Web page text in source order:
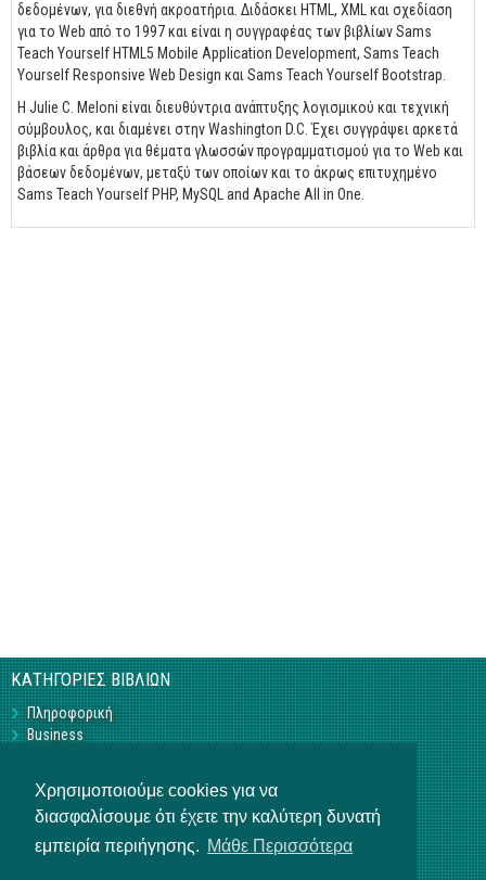
Χρησιμοποιούμε cookies για να
διασφαλίσουμε ότι έχετε την καλύτερη δυνατή
εμπειρία περιήγησης. Μάθε Περισσότερα
δεδομένων, για διεθνή ακροατήρια. Διδάσκει HTML, XML και σχεδίαση
για το Web από το 1997 και είναι η συγγραφέας των βιβλίων Sams
Teach Yourself HTML5 Mobile Application Development, Sams Teach
Yourself Responsive Web Design και Sams Teach Yourself Bootstrap.
Η Julie C. Meloni είναι διευθύντρια ανάπτυξης λογισμικού και τεχνική
σύμβουλος, και διαμένει στην Washington D.C. Έχει συγγράψει αρκετά
βιβλία και άρθρα για θέματα γλωσσών προγραμματισμού για το Web και
βάσεων δεδομένων, μεταξύ των οποίων και το άκρως επιτυχημένο
Sams Teach Yourself PHP, MySQL and Apache All in One.
ΚΑΤΗΓΟΡΙΕΣ ΒΙΒΛΙΩΝ
Πληροφορική
Business
Υπό Έκδοση
Η ΕΤΑΙΡΕΙΑ
Επικοινωνία